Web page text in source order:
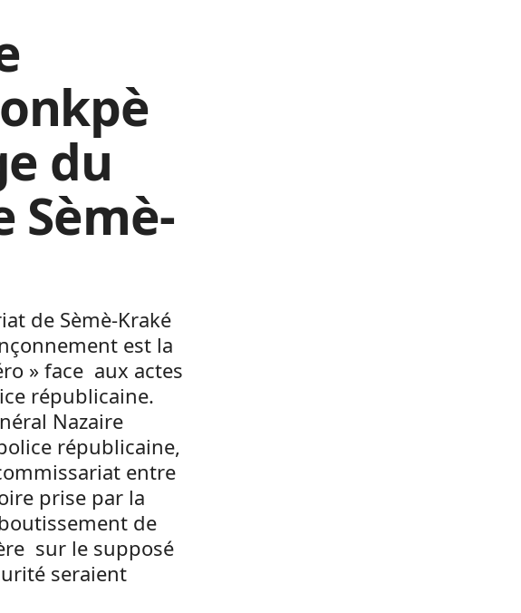
du
Sèmè-
de Sèmè-Kraké
est la
» face aux actes
républicaine.
Nazaire
républicaine,
entre
prise par la
de
sur le supposé
seraient